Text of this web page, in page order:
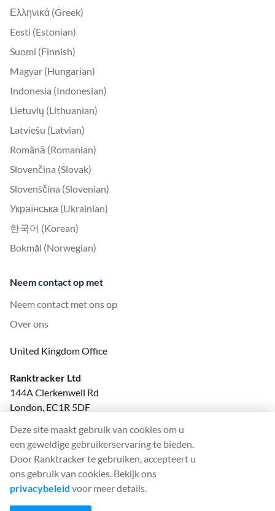
Ελληνικά (Greek)
Eesti (Estonian)
Suomi (Finnish)
Magyar (Hungarian)
Indonesia (Indonesian)
Lietuvių (Lithuanian)
Latviešu (Latvian)
Română (Romanian)
Slovenčina (Slovak)
Slovenščina (Slovenian)
Українська (Ukrainian)
한국어 (Korean)
Bokmål (Norwegian)
Neem contact op met
Neem contact met ons op
Over ons
United Kingdom Office
Ranktracker Ltd
144A Clerkenwell Rd
London, EC1R 5DF
felix@ranktracker.com
2015 -2026 © Ranktracker. All Rights Reserved.
Deze site maakt gebruik van cookies om u
een geweldige gebruikerservaring te bieden.
Door Ranktracker te gebruiken, accepteert u
ons gebruik van cookies. Bekijk ons
privacybeleid voor meer details.